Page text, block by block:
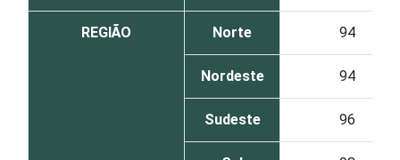
REGIÃO Norte 94
Nordeste 94
Sudeste 96